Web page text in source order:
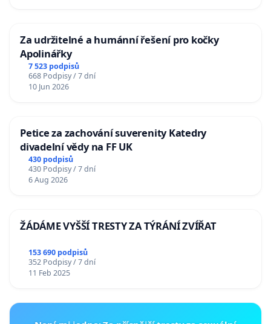
Za udržitelné a humánní řešení pro kočky
Apolinářky
7 523 podpisů
668 Podpisy / 7 dní
10 Jun 2026
Petice za zachování suverenity Katedry
divadelní vědy na FF UK
430 podpisů
430 Podpisy / 7 dní
6 Aug 2026
ŽÁDÁME VYŠŠÍ TRESTY ZA TÝRÁNÍ ZVÍŘAT
153 690 podpisů
352 Podpisy / 7 dní
11 Feb 2025